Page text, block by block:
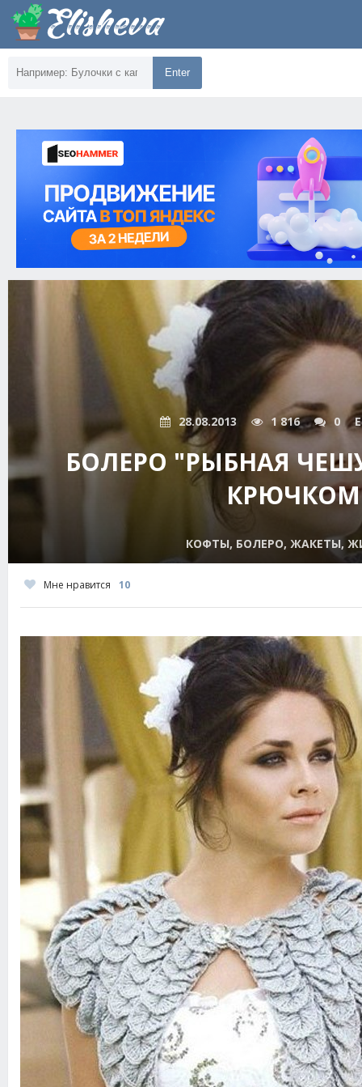
Enter
28.08.2013 1 816 0
БОЛЕРО "РЫБНАЯ
КРЮЧКОМ
КОФТЫ, БОЛЕРО, ЖАКЕТЫ,
Мне нравится 10